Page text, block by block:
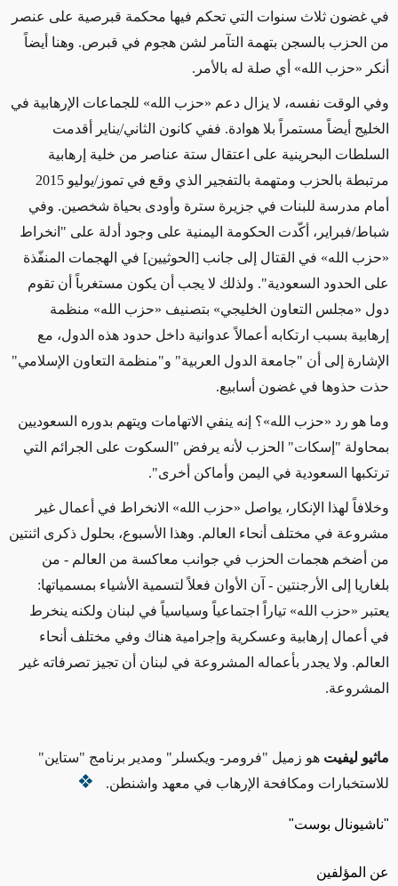
عن المؤلفين
في غضون ثلاث سنوات التي تحكم فيها محكمة قبرصية على عنصر
من الحزب بالسجن بتهمة التآمر لشن هجوم في قبرص. وهنا أيضاً
أنكر «حزب الله» أي صلة له بالأمر.
وفي الوقت نفسه، لا يزال دعم «حزب الله» للجماعات الإرهابية في
الخليج أيضاً مستمراً بلا هوادة. ففي كانون الثاني/يناير أقدمت
السلطات البحرينية على اعتقال ستة عناصر من خلية إرهابية
مرتبطة بالحزب ومتهمة بالتفجير الذي وقع في تموز/يوليو 2015
أمام مدرسة للبنات في جزيرة سترة وأودى بحياة شخصين. وفي
شباط/فبراير، أكّدت الحكومة اليمنية على وجود أدلة على "انخراط
«حزب الله» في القتال إلى جانب [الحوثيين] في الهجمات المنفّذة
على الحدود السعودية". ولذلك لا يجب أن يكون مستغرباً أن تقوم
دول «مجلس التعاون الخليجي» بتصنيف «حزب الله» منظمة
إرهابية بسبب ارتكابه أعمالاً عدوانية داخل حدود هذه الدول، مع
الإشارة إلى أن "جامعة الدول العربية" و"منظمة التعاون الإسلامي"
حذت حذوها في غضون أسابيع.
وما هو رد «حزب الله»؟ إنه ينفي الاتهامات ويتهم بدوره السعوديين
بمحاولة "إسكات" الحزب لأنه يرفض "السكوت على الجرائم التي
ترتكبها السعودية في اليمن وأماكن أخرى".
وخلافاً لهذا الإنكار، يواصل «حزب الله» الانخراط في أعمال غير
مشروعة في مختلف أنحاء العالم. وهذا الأسبوع، بحلول ذكرى اثنتين
من أضخم هجمات الحزب في جوانب معاكسة من العالم - من
بلغاريا إلى الأرجنتين - آن الأوان فعلاً لتسمية الأشياء بمسمياتها:
يعتبر «حزب الله» تياراً اجتماعياً وسياسياً في لبنان ولكنه ينخرط
في أعمال إرهابية وعسكرية وإجرامية هناك وفي مختلف أنحاء
العالم. ولا يجدر بأعماله المشروعة في لبنان أن تجيز تصرفاته غير
المشروعة.
ماثيو ليفيت هو زميل "فرومر- ويكسلر" ومدير برنامج "ستاين"
للاستخبارات ومكافحة الإرهاب في معهد واشنطن.
"ناشيونال بوست"